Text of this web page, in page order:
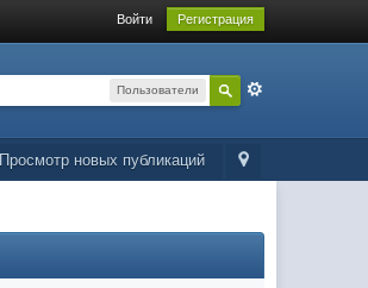
Войти Регистрация
Пользователи
Просмотр новых публикаций